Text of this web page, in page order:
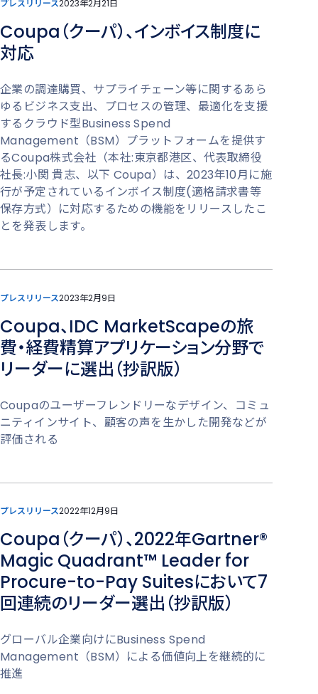
プレスリリース2023年2月21日
Coupa（クーパ）、インボイス制度に
対応
企業の調達購買、サプライチェーン等に関するあら
ゆるビジネス支出、プロセスの管理、最適化を支援
するクラウド型Business Spend
Management（BSM）プラットフォーム​​を提供す
るCoupa株式会社（本社:東京都港区、代表取締役
社長:小関 貴志、以下 Coupa）は、2023年10月に施
行が予定されているインボイス制度(適格請求書等
保存方式）に対応するための機能をリリースしたこ
とを発表します。
プレスリリース2023年2月9日
Coupa、IDC MarketScapeの旅
費・経費精算アプリケーション分野で
リーダーに選出（抄訳版）
Coupaのユーザーフレンドリーなデザイン、コミュ
ニティインサイト、顧客の声を生かした開発などが
評価される
プレスリリース2022年12月9日
Coupa（クーパ）、2022年Gartner®
Magic Quadrant™ Leader for
Procure-to-Pay Suitesにおいて7
回連続のリーダー選出（抄訳版）
グローバル企業向けにBusiness Spend
Management（BSM）による価値向上を継続的に
推進